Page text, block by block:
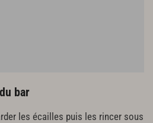
bar
les écailles puis les rincer sous